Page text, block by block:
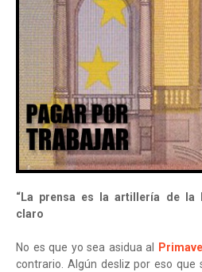
“La prensa es la artillería de la
claro
No es que yo sea asidua al
contrario. Algún desliz por eso que